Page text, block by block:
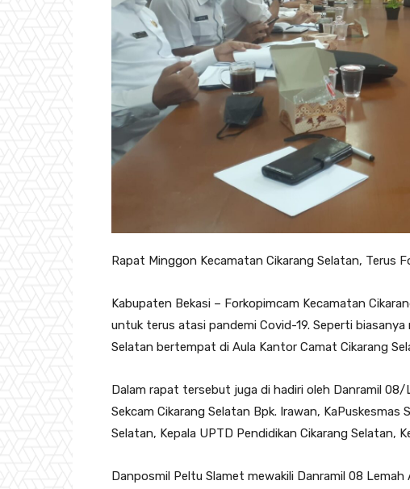
Rapat Minggon Kecamatan Cikarang Selatan, Terus
Kabupaten Bekasi – Forkopimcam Kecamatan
untuk terus atasi pandemi Covid-19. Seperti
Selatan bertempat di Aula Kantor Camat Cikarang
Dalam rapat tersebut juga di hadiri oleh Danramil
Sekcam Cikarang Selatan Bpk. Irawan, KaPuskesmas
Selatan, Kepala UPTD Pendidikan Cikarang Selatan,
Danposmil Peltu Slamet mewakili Danramil 08